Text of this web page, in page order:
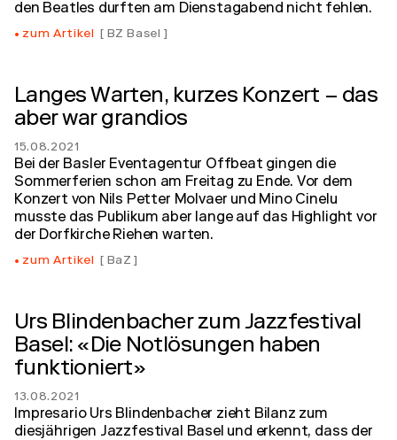
den Beatles durften am Dienstagabend nicht fehlen.
zum Artikel BZ Basel
Langes Warten, kurzes Konzert – das
aber war grandios
15.08.2021
Bei der Basler Eventagentur Offbeat gingen die
Sommerferien schon am Freitag zu Ende. Vor dem
Konzert von Nils Petter Molvaer und Mino Cinelu
musste das Publikum aber lange auf das Highlight vor
der Dorfkirche Riehen warten.
zum Artikel BaZ
Urs Blindenbacher zum Jazzfestival
Basel: «Die Notlösungen haben
funktioniert»
13.08.2021
Impresario Urs Blindenbacher zieht Bilanz zum
diesjährigen Jazzfestival Basel und erkennt, dass der